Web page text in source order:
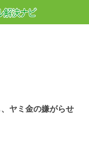
ヤミ金の嫌がらせ